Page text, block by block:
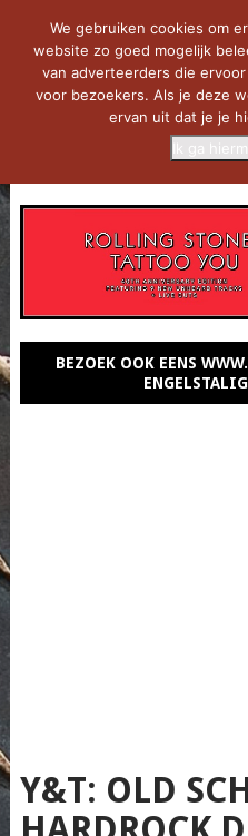
BEZOEK OOK EENS
Y&T: OLD
We gebruiken cookies om
website zo goed mogelijk
van adverteerders die
voor bezoekers. Als je deze
ervan uit dat je je
Ik ga